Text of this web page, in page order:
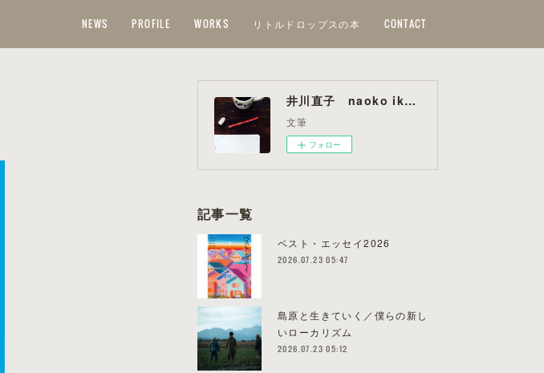
NEWS PROFILE WORKS リトルドロップスの本 CONTACT
井川直子 naoko ikawa
文筆
フォロー
記事一覧
ベスト・エッセイ2026
2026.07.23 05:47
島原と生きていく／僕らの新し
いローカリズム
2026.07.23 05:12